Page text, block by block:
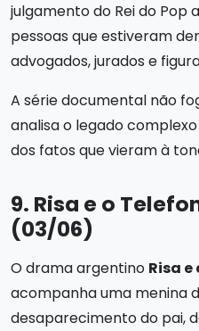
julgamento do Rei do
pessoas que estiveram
advogados, jurados e
A série documental não
analisa o legado
dos fatos que vieram à
9. Risa e o
(03/06)
O drama argentino Risa
acompanha uma menina
desaparecimento do pai,